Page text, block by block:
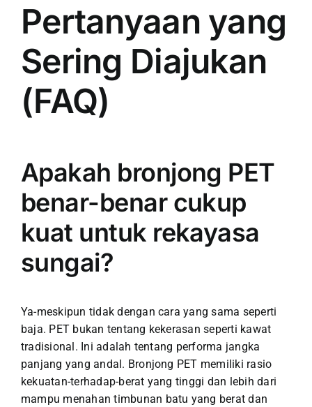
Pertanyaan yang
Sering Diajukan
(FAQ)
Apakah bronjong PET
benar-benar cukup
kuat untuk rekayasa
sungai?
Ya-meskipun tidak dengan cara yang sama seperti
baja. PET bukan tentang kekerasan seperti kawat
tradisional. Ini adalah tentang performa jangka
panjang yang andal. Bronjong PET memiliki rasio
kekuatan-terhadap-berat yang tinggi dan lebih dari
mampu menahan timbunan batu yang berat dan